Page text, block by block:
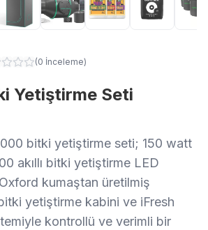
(0 İnceleme)
Yetiştirme Seti
bitki yetiştirme seti; 150 watt
akıllı bitki yetiştirme LED
kumaştan üretilmiş
yetiştirme kabini ve iFresh
kontrollü ve verimli bir